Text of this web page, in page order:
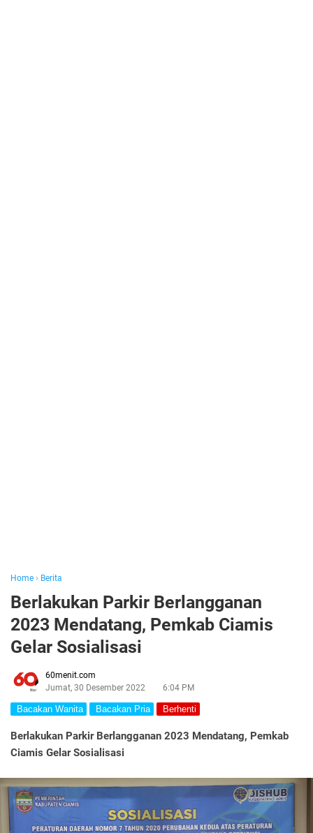
Home › Berita
Berlakukan Parkir Berlangganan
2023 Mendatang, Pemkab Ciamis
Gelar Sosialisasi
60menit.com
Jumat, 30 Desember 2022
6:04 PM
Bacakan Wanita Bacakan Pria Berhenti
Berlakukan Parkir Berlangganan 2023 Mendatang, Pemkab
Ciamis Gelar Sosialisasi